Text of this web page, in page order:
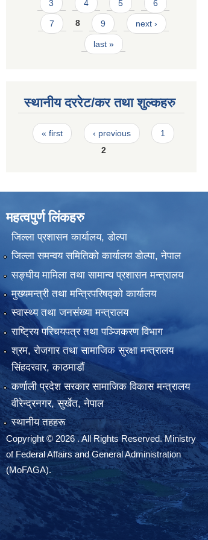
3 4 5 6
7 8 9 next ›
last »
स्थानीय दररेट/कर तथा शुल्कहरु
Pages
« first ‹ previous
1
2
महत्वपुर्ण लिंकहरु
जिल्ला प्रशासन कार्यालय, डोल्पा
जिल्ला समन्वय समितिको कार्यालय डोल्पा, नेपाल
सङ्‍घीय मामिला तथा सामान्य प्रशासन मन्त्रालय
मुख्यमन्त्री तथा मन्त्रिपरिषद्को कार्यालय
स्वास्थ्य तथा जनसंख्या मन्त्रालय
राष्ट्रिय परिचयपत्र तथा पञ्जिकरण विभाग
श्रम, रोजगार तथा सामाजिक सुरक्षा मन्त्रालय
सिंहदरवार, काठमाडाैं
कर्णाली प्रदेश सरकार सामाजिक विकास मन्त्रालय
वीरेन्द्रनगर, सुर्खेत, नेपाल
स्थानीय तहहरू
Copyright © 2026 . All Rights Reserved. Ministry
of Federal Affairs and General Administration
(MoFAGA).